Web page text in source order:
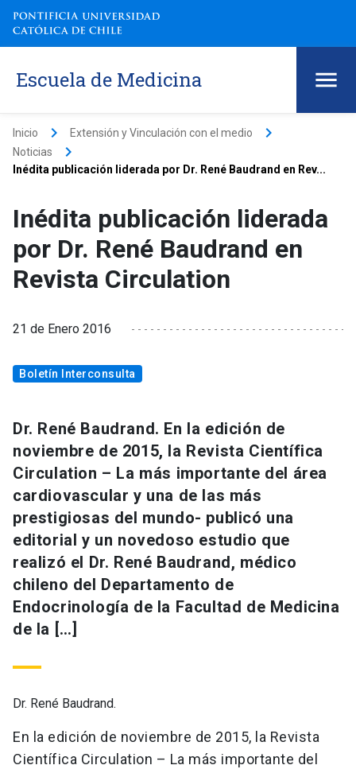
Escuela de Medicina
Inicio keyboard_arrow_right Extensión y Vinculación con el medio keyboard_arrow_right
Noticias keyboard_arrow_right
Inédita publicación liderada por Dr. René Baudrand en Rev...
Inédita publicación liderada
por Dr. René Baudrand en
Revista Circulation
21 de Enero 2016
Boletín Interconsulta
Dr. René Baudrand. En la edición de
noviembre de 2015, la Revista Científica
Circulation – La más importante del área
cardiovascular y una de las más
prestigiosas del mundo- publicó una
editorial y un novedoso estudio que
realizó el Dr. René Baudrand, médico
chileno del Departamento de
Endocrinología de la Facultad de Medicina
de la […]
Dr. René Baudrand.
En la edición de noviembre de 2015, la Revista
Científica Circulation – La más importante del